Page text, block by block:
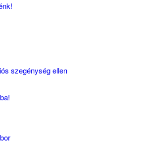
szegénység ellen